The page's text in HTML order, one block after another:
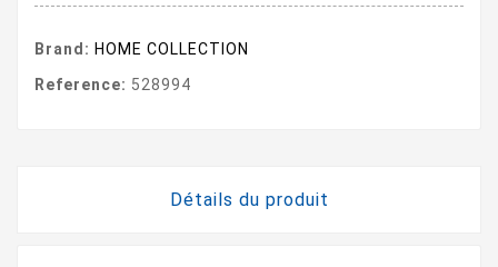
Brand: HOME COLLECTION
Reference: 528994
Détails du produit